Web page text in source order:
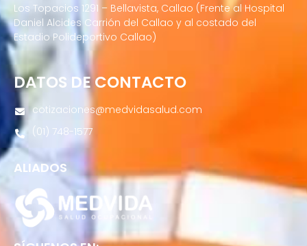
Los Topacios 1291 – Bellavista, Callao (Frente al Hospital
Daniel Alcides Carrión del Callao y al costado del
Estadio Polideportivo Callao)
DATOS DE CONTACTO
cotizaciones@medvidasalud.com
(01) 748-1577
ALIADOS